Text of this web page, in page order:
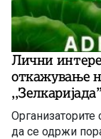
Лични
откажување
,,Зелкаријада”
Организаторите
да се одржи